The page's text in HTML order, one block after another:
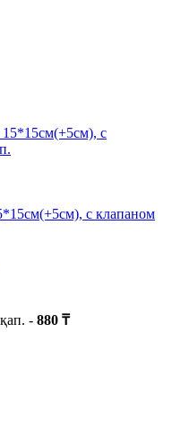
с клапаном
қап. - 880 ₸